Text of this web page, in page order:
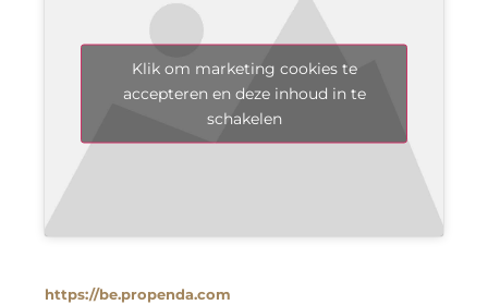
Klik om marketing cookies te
accepteren en deze inhoud in te
schakelen
https://be.propenda.com